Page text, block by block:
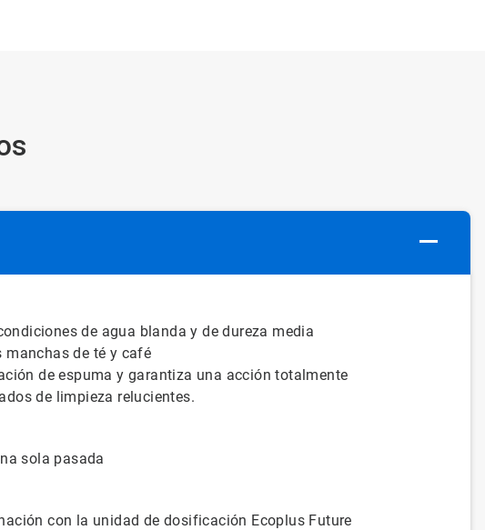
de agua blanda y de dureza media
de té y café
de espuma y garantiza una acción totalmente
de limpieza relucientes.
sola pasada
con la unidad de dosificación Ecoplus Future